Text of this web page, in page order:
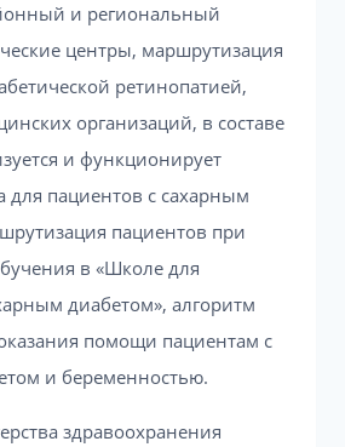
и региональный
центры, маршрутизация
ретинопатией,
организаций, в составе
и функционирует
для пациентов с сахарным
пациентов при
в «Школе для
диабетом», алгоритм
помощи пациентам с
и беременностью.
здравоохранения